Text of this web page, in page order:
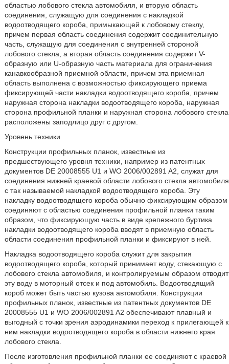
областью лобового стекла автомобиля, и вторую область
соединения, служащую для соединения с накладкой
водоотводящего короба, примыкающей к лобовому стеклу,
причем первая область соединения содержит соединительную
часть, служащую для соединения с внутренней стороной
лобового стекла, а вторая область соединения содержит V-
образную или U-образную часть материала для ограничения
канавкообразной приемной области, причем эта приемная
область выполнена с возможностью фиксирующего приема
фиксирующей части накладки водоотводящего короба, причем
наружная сторона накладки водоотводящего короба, наружная
сторона профильной планки и наружная сторона лобового стекла
расположены заподлицо друг с другом.
Уровень техники
Конструкции профильных планок, известные из
предшествующего уровня техники, например из патентных
документов DE 20008555 U1 и WO 2006/002891 A2, служат для
соединения нижней краевой области лобового стекла автомобиля
с так называемой накладкой водоотводящего короба. Эту
накладку водоотводящего короба обычно фиксирующим образом
соединяют с областью соединения профильной планки таким
образом, что фиксирующую часть в виде крепежного буртика
накладки водоотводящего короба вводят в приемную область
области соединения профильной планки и фиксируют в ней.
Накладка водоотводящего короба служит для закрытия
водоотводящего короба, который принимает воду, стекающую с
лобового стекла автомобиля, и контролируемым образом отводит
эту воду в моторный отсек и под автомобиль. Водоотводящий
короб может быть частью кузова автомобиля. Конструкции
профильных планок, известные из патентных документов DE
20008555 U1 и WO 2006/002891 A2 обеспечивают плавный и
выгодный с точки зрения аэродинамики переход к прилегающей к
ним накладки водоотводящего короба в области нижнего края
лобового стекла.
После изготовления профильной планки ее соединяют с краевой